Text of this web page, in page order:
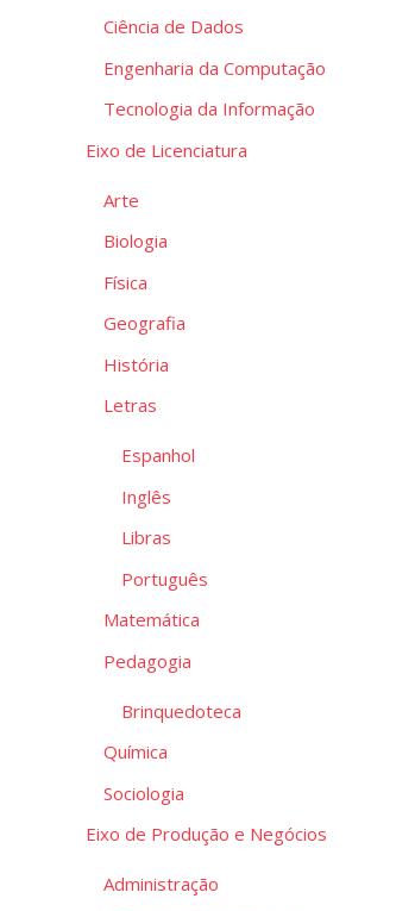
Ciência de Dados
Engenharia da Computação
Tecnologia da Informação
Eixo de Licenciatura
Arte
Biologia
Física
Geografia
História
Letras
Espanhol
Inglês
Libras
Português
Matemática
Pedagogia
Brinquedoteca
Química
Sociologia
Eixo de Produção e Negócios
Administração